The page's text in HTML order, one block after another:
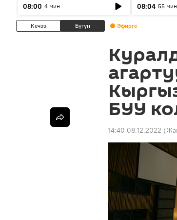
08:00 4 мин
08:04 55 мин
Кечээ Бүгүн Эфирге
БУУ
14:40 08.12.2022